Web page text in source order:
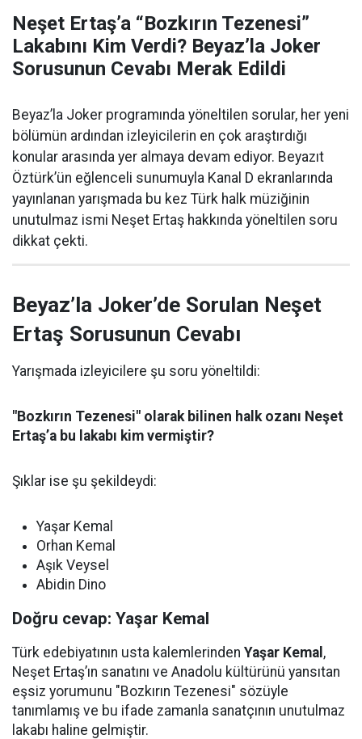
Neşet Ertaş’a “Bozkırın Tezenesi”
Lakabını Kim Verdi? Beyaz’la Joker
Sorusunun Cevabı Merak Edildi
Beyaz’la Joker programında yöneltilen sorular, her yeni
bölümün ardından izleyicilerin en çok araştırdığı
konular arasında yer almaya devam ediyor. Beyazıt
Öztürk’ün eğlenceli sunumuyla Kanal D ekranlarında
yayınlanan yarışmada bu kez Türk halk müziğinin
unutulmaz ismi Neşet Ertaş hakkında yöneltilen soru
dikkat çekti.
Beyaz’la Joker’de Sorulan Neşet
Ertaş Sorusunun Cevabı
Yarışmada izleyicilere şu soru yöneltildi:
"Bozkırın Tezenesi" olarak bilinen halk ozanı Neşet
Ertaş’a bu lakabı kim vermiştir?
Şıklar ise şu şekildeydi:
Yaşar Kemal
Orhan Kemal
Aşık Veysel
Abidin Dino
Doğru cevap: Yaşar Kemal
Türk edebiyatının usta kalemlerinden Yaşar Kemal ,
Neşet Ertaş’ın sanatını ve Anadolu kültürünü yansıtan
eşsiz yorumunu "Bozkırın Tezenesi" sözüyle
tanımlamış ve bu ifade zamanla sanatçının unutulmaz
lakabı haline gelmiştir.